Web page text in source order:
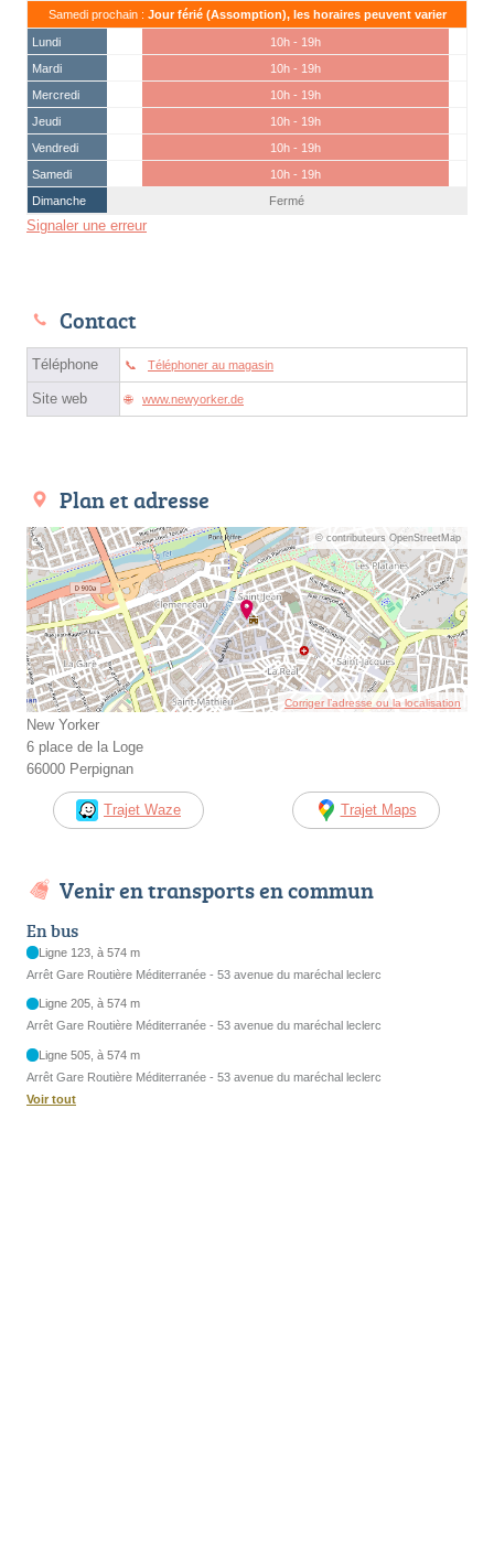
Samedi prochain : Jour férié (Assomption), les horaires peuvent varier
Lundi
10h - 19h
Mardi
10h - 19h
Mercredi
10h - 19h
Jeudi
10h - 19h
Vendredi
10h - 19h
Samedi
10h - 19h
Dimanche
Fermé
Signaler une erreur
Contact
Téléphone Téléphoner au magasin
Site web www.newyorker.de
Plan et adresse
© contributeurs OpenStreetMap
Corriger l’adresse ou la localisation
New Yorker
6 place de la Loge
66000 Perpignan
Trajet Waze Trajet Maps
Venir en transports en commun
En bus
Ligne 123, à 574 m
Arrêt Gare Routière Méditerranée - 53 avenue du maréchal leclerc
Ligne 205, à 574 m
Arrêt Gare Routière Méditerranée - 53 avenue du maréchal leclerc
Ligne 505, à 574 m
Arrêt Gare Routière Méditerranée - 53 avenue du maréchal leclerc
Voir tout